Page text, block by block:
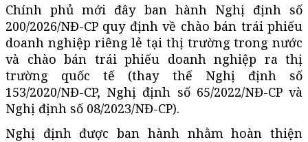
Chính phủ mới đây ban hành Nghị định số
200/2026/NĐ-CP quy định về chào bán trái phiếu
doanh nghiệp riêng lẻ tại thị trường trong nước
và chào bán trái phiếu doanh nghiệp ra thị
trường quốc tế (thay thế Nghị định số
153/2020/NĐ-CP, Nghị định số 65/2022/NĐ-CP và
Nghị định số 08/2023/NĐ-CP).
Nghị định được ban hành nhằm hoàn thiện